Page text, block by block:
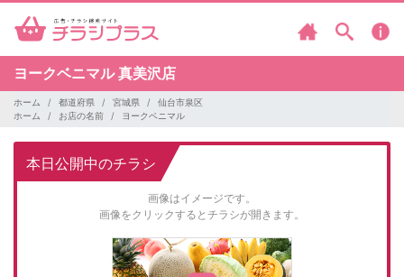
ヨークベニマル真美沢店
ホーム 都道府県 宮城県
仙台市泉区
ホーム
お店の名前 ヨークベニマル
本日公開中のチラシ
画像はイメージです。
画像をクリックするとチラシが開きます。